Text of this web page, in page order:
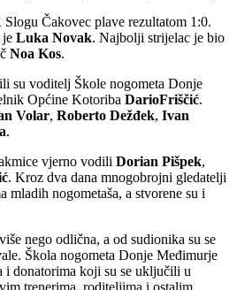
Čakovec plave rezultatom 1:0.
Luka Novak. Najbolji strijelac je bio
Noa Kos.
su voditelj Škole nogometa Donje
Općine Kotoriba DarioFriščić.
Volar, Roberto Dežđek, Ivan
.
vjerno vodili Dorian Pišpek,
. Kroz dva dana mnogobrojni gledatelji
mladih nogometaša, a stvorene su i
nego odlična, a od sudionika su se
Škola nogometa Donje Međimurje
i donatorima koji su se uključili u
trenerima, roditeljima i ostalim